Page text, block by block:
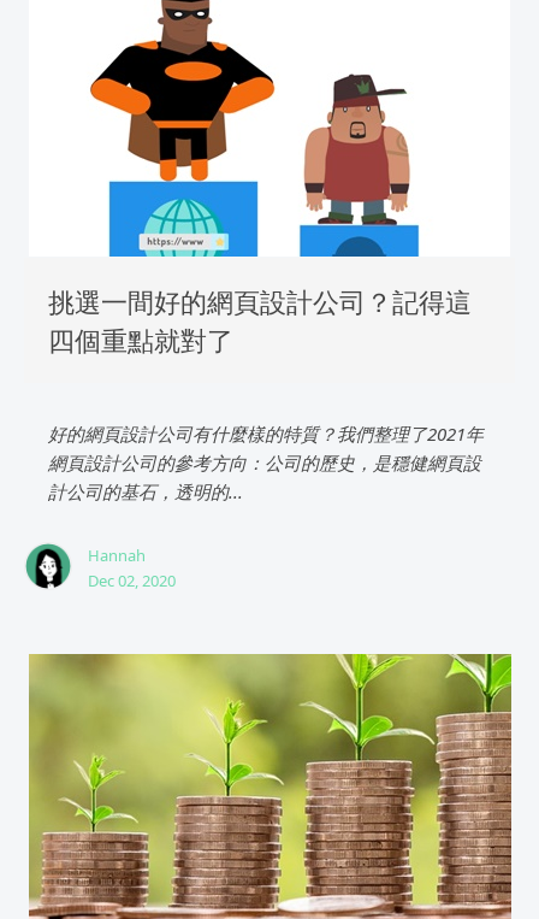
挑選一間好的網頁設計公司？記得這
四個重點就對了
好的網頁設計公司有什麼樣的特質？我們整理了2021年
網頁設計公司的參考方向：公司的歷史，是穩健網頁設
計公司的基石，透明的...
Hannah
Dec 02, 2020